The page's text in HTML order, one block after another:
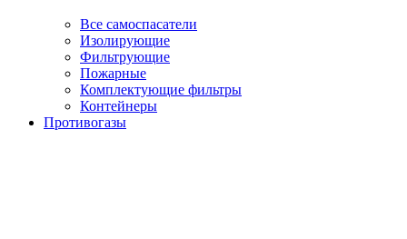
Все самоспасатели
Изолирующие
Фильтрующие
Пожарные
Комплектующие фильтры
Контейнеры
Противогазы